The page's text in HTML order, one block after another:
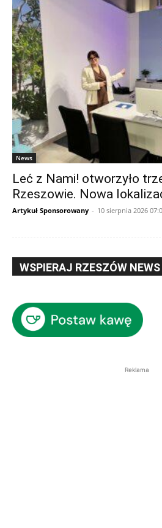
News
Leć z Nami! otworzyło
Rzeszowie. Nowa
Artykuł Sponsorowany - 10 sierpnia 2026
WSPIERAJ RZESZÓW NEWS
Reklama